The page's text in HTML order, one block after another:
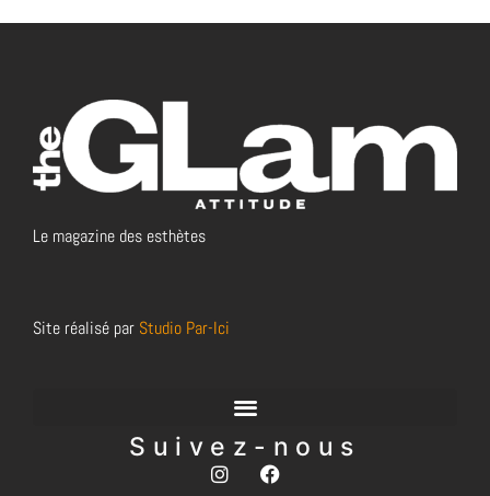
Le magazine des esthètes
Site réalisé par Studio Par-Ici
Suivez-nous